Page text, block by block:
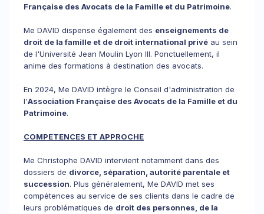
Française des Avocats de la Famille et du Patrimoine.
Me DAVID dispense également des enseignements de
droit de la famille et de droit international privé au sein
de l'Université Jean Moulin Lyon III. Ponctuellement, il
anime des formations à destination des avocats.
En 2024, Me DAVID intègre le Conseil d'administration de
l'Association Française des Avocats de la Famille et du
Patrimoine.
COMPETENCES ET APPROCHE
Me Christophe DAVID intervient notamment dans des
dossiers de divorce, séparation, autorité parentale et
succession. Plus généralement, Me DAVID met ses
compétences au service de ses clients dans le cadre de
leurs problématiques de droit des personnes, de la